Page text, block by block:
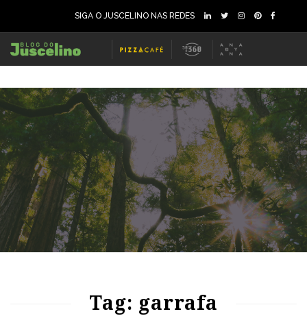
SIGA O JUSCELINO NAS REDES
Tag: garrafa